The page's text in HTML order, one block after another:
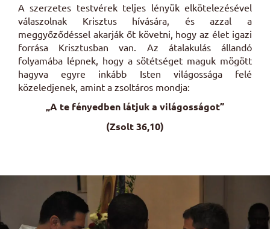
A szerzetes testvérek teljes lényük elkötelezésével
válaszolnak Krisztus hívására, és azzal a
meggyőződéssel akarják őt követni, hogy az élet igazi
forrása Krisztusban van. Az átalakulás állandó
folyamába lépnek, hogy a sötétséget maguk mögött
hagyva egyre inkább Isten világossága felé
közeledjenek, amint a zsoltáros mondja:
„A te fényedben látjuk a világosságot”
(Zsolt 36,10)